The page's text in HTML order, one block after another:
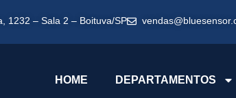
1232 – Sala 2 – Boituva/SP
HOME DEPARTAMENTOS